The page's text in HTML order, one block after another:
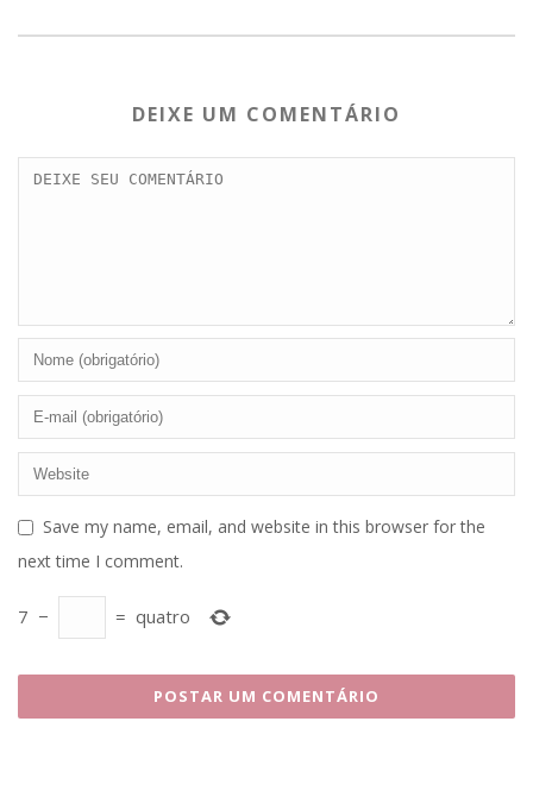
DEIXE UM COMENTÁRIO
Save my name, email, and website in this browser for the
next time I comment.
7 − = quatro